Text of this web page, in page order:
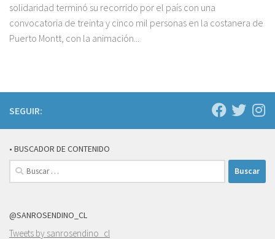
solidaridad terminó su recorrido por el país con una
convocatoria de treinta y cinco mil personas en la costanera de
Puerto Montt, con la animación...
SEGUIR:
• BUSCADOR DE CONTENIDO
Buscar:
@SANROSENDINO_CL
Tweets by sanrosendino_cl